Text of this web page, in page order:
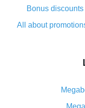
Bonus
All about
What is cash
The best place to
What is the